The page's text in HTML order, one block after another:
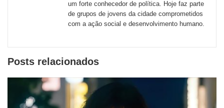
um forte conhecedor de política. Hoje faz parte
de grupos de jovens da cidade comprometidos
com a ação social e desenvolvimento humano.
Posts relacionados